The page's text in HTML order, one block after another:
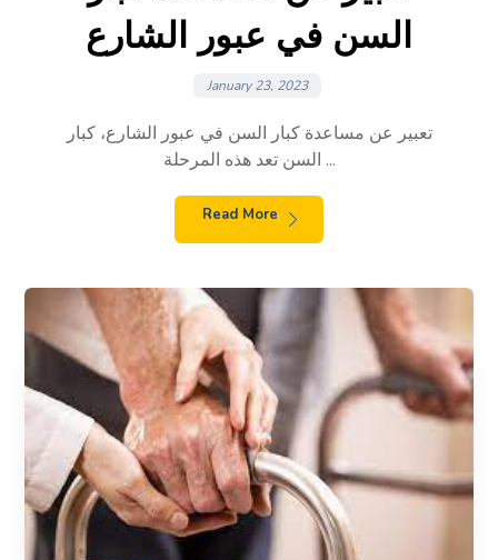
السن في عبور الشارع
January 23, 2023
تعبير عن مساعدة كبار السن في عبور الشارع، كبار
السن تعد هذه المرحلة ...
Read More